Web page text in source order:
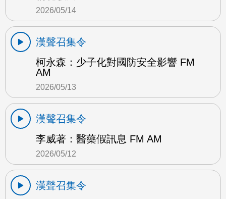
2026/05/14
漢聲召集令
柯永森：少子化對國防安全影響 FM
AM
2026/05/13
漢聲召集令
李威著：醫藥假訊息 FM AM
2026/05/12
漢聲召集令